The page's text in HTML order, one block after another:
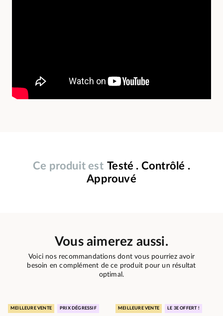
Ce produit est Testé . Contrôlé .
Approuvé
Vous aimerez aussi.
Voici nos recommandations dont vous pourriez avoir
besoin en complément de ce produit pour un résultat
optimal.
MEILLEURE VENTE PRIX DÉGRESSIF MEILLEURE VENTE LE 3E OFFERT !